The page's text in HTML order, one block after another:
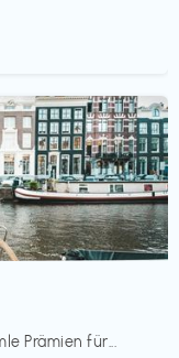
Prämien für...